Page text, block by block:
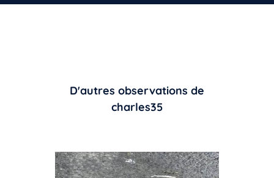
D'autres observations de
charles35